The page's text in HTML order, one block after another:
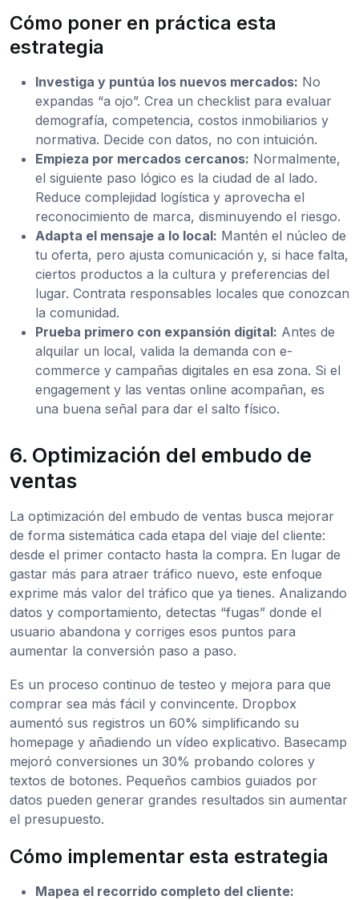
Cómo poner en práctica esta
estrategia
Investiga y puntúa los nuevos mercados: No
expandas “a ojo”. Crea un checklist para evaluar
demografía, competencia, costos inmobiliarios y
normativa. Decide con datos, no con intuición.
Empieza por mercados cercanos: Normalmente,
el siguiente paso lógico es la ciudad de al lado.
Reduce complejidad logística y aprovecha el
reconocimiento de marca, disminuyendo el riesgo.
Adapta el mensaje a lo local: Mantén el núcleo de
tu oferta, pero ajusta comunicación y, si hace falta,
ciertos productos a la cultura y preferencias del
lugar. Contrata responsables locales que conozcan
la comunidad.
Prueba primero con expansión digital: Antes de
alquilar un local, valida la demanda con e-
commerce y campañas digitales en esa zona. Si el
engagement y las ventas online acompañan, es
una buena señal para dar el salto físico.
6. Optimización del embudo de
ventas
La optimización del embudo de ventas busca mejorar
de forma sistemática cada etapa del viaje del cliente:
desde el primer contacto hasta la compra. En lugar de
gastar más para atraer tráfico nuevo, este enfoque
exprime más valor del tráfico que ya tienes. Analizando
datos y comportamiento, detectas “fugas” donde el
usuario abandona y corriges esos puntos para
aumentar la conversión paso a paso.
Es un proceso continuo de testeo y mejora para que
comprar sea más fácil y convincente. Dropbox
aumentó sus registros un 60% simplificando su
homepage y añadiendo un vídeo explicativo. Basecamp
mejoró conversiones un 30% probando colores y
textos de botones. Pequeños cambios guiados por
datos pueden generar grandes resultados sin aumentar
el presupuesto.
Cómo implementar esta estrategia
Mapea el recorrido completo del cliente: